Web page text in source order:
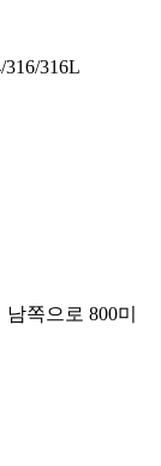
쪽으로 800미